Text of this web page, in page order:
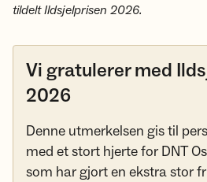
tildelt Ildsjelprisen 2026.
Vi gratulerer med
2026
Denne utmerkelsen gis til
med et stort hjerte for DNT
som har gjort en ekstra stor